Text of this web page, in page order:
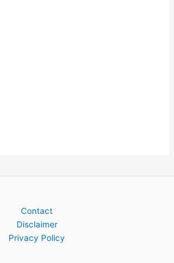
Contact
Disclaimer
Privacy Policy